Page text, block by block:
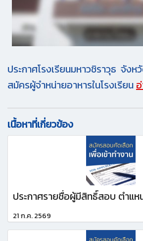
ประกาศโรงเรียนมหาวชิราวุธ จัง
สมัครผู้จำหน่ายอาหารในโรงเรียน
เนื้อหาที่เกี่ยวข้อง
ประกาศรายชื่อผู้มีสิทธิ์สอบ ตำแ
21 ก.ค. 2569